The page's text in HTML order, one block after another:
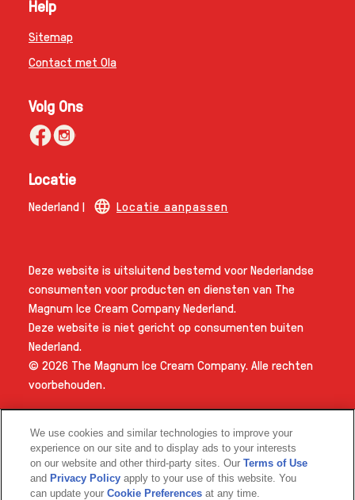
Help
Sitemap
Volg Ons
Locatie
Deze website is uitsluitend bestemd voor Nederlandse
consumenten voor producten en diensten van The
Magnum Ice Cream Company Nederland.
Deze website is niet gericht op consumenten buiten
Nederland.
© 2026 The Magnum Ice Cream Company. Alle rechten
voorbehouden.
We use cookies and similar technologies to improve your
experience on our site and to display ads to your interests
on our website and other third-party sites. OurTerms of Use
and Privacy Policy apply to your use of this website. You
can update yourCookie Preferences at any time.